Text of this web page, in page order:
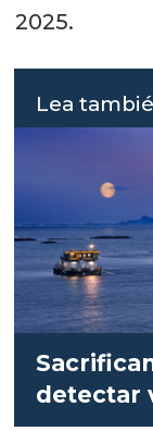
2025.
Lea
detectar